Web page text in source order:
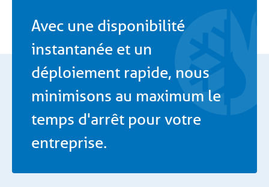
Avec une disponibilité
instantanée et un
déploiement rapide, nous
minimisons au maximum le
temps d'arrêt pour votre
entreprise.